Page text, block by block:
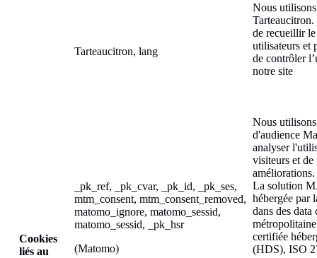
Tarteaucitron, lang
Nous
de recueillir le
utilisateurs et
de contrôler
notre site
Cookies
liés au
_pk_ref, _pk_cvar, _pk_id, _pk_ses,
mtm_consent, mtm_consent_removed,
matomo_ignore, matomo_sessid,
matomo_sessid, _pk_hsr
(Matomo)
Nous
d'audience
analyser
visiteurs et de
améliorations.
La solution
hébergée par
dans des data
certifiée
(HDS), ISO